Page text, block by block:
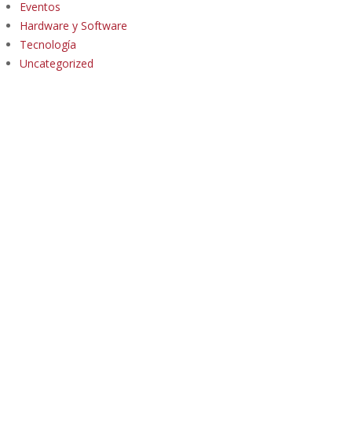
Eventos
Hardware y Software
Tecnología
Uncategorized